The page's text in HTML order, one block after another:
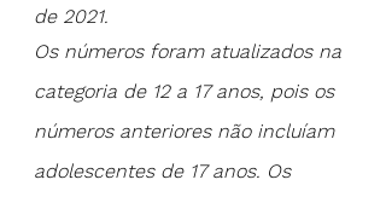
de 2021.
Os números foram atualizados na
categoria de 12 a 17 anos, pois os
números anteriores não incluíam
adolescentes de 17 anos. Os